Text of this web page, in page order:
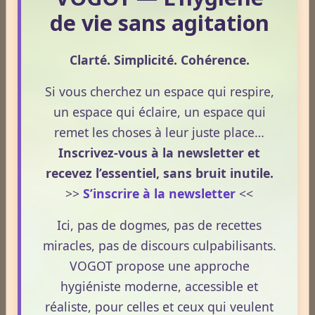
renforcer la perception corporelle. Cette perception
est essentielle : elle permet à l’individu de mieux
internes. Le mouvement devient alors un outil
d’ajustement naturel, et non une contrainte.
La cohérence interne comme
indicateur de réharmonisation.
La cohérence interne désigne l’harmonie entre les
différents systèmes du corps. Lorsque cette
cohérence est présente, les fonctions physiologiques
s’ajustent de manière fluide et efficace. La
respiration, la digestion, la circulation et la régulation
nerveuse fonctionnent alors en synergie, ce qui se
traduit par une sensation de stabilité et de mieux-
de vie sans agitation
Clarté. Simplicité. Cohérence.
Si vous cherchez un espace qui respire,
un espace qui éclaire, un espace qui
remet les choses à leur juste place…
Inscrivez-vous à la newsletter et
recevez l’essentiel, sans bruit inutile.
>> S’inscrire à la newsletter <<
Ici, pas de dogmes, pas de recettes
miracles, pas de discours culpabilisants.
VOGOT propose une approche
hygiéniste moderne, accessible et
réaliste, pour celles et ceux qui veulent